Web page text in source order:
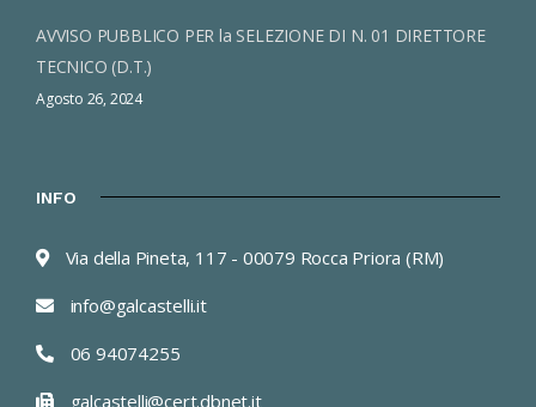
AVVISO PUBBLICO PER la SELEZIONE DI N. 01 DIRETTORE
TECNICO (D.T.)
Agosto 26, 2024
INFO
Via della Pineta, 117 - 00079 Rocca Priora (RM)
info@galcastelli.it
06 94074255
galcastelli@cert.dbnet.it